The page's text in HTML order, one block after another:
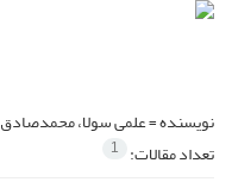
نویسنده =علمی سولا، محمدصادق
تعداد مقالات: 1